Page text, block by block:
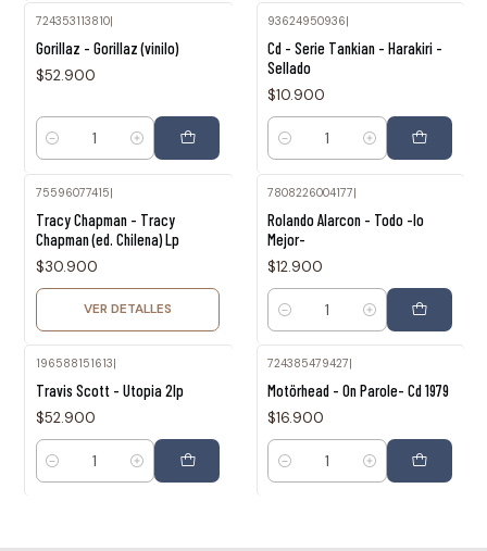
724353113810|
Gorillaz - Gorillaz (vinilo)
$52.900
Cantidad
93624950936
Cd - Serie Tankian - Harakiri -
Sellado
$10.900
Cantidad
75596077415|
Tracy Chapman - Tracy
Chapman (ed. Chilena) Lp
$30.900
VER DETALLES
7808226004177|
Rolando Alarcon - Todo -lo
Mejor-
$12.900
Cantidad
196588151613
Travis Scott - Utopia 2lp
$52.900
Cantidad
724385479427
Motörhead - On Parole- Cd 1979
$16.900
Cantidad